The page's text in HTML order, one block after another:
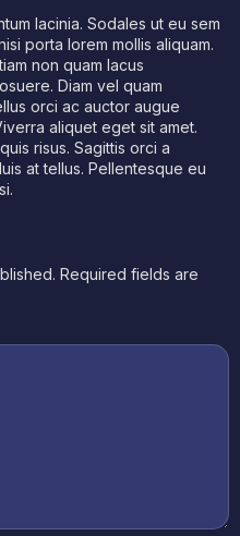
lacinia. Sodales ut eu sem
porta lorem mollis aliquam.
non quam lacus
Diam vel quam
orci ac auctor augue
aliquet eget sit amet.
risus. Sagittis orci a
at tellus. Pellentesque eu
Required fields are